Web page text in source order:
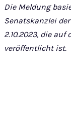
Die Meldung
Senatskanzlei
2.10.2023, die
veröffentlicht ist.